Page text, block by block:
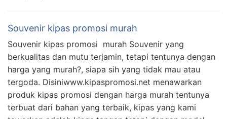
Souvenir kipas promosi murah
Souvenir kipas promosi murah Souvenir yang
berkualitas dan mutu terjamin, tetapi tentunya dengan
harga yang murah?, siapa sih yang tidak mau atau
tergoda. Disiniwww.kipaspromosi.net menawarkan
produk kipas promosi dengan harga murah tentunya
terbuat dari bahan yang terbaik, kipas yang kami